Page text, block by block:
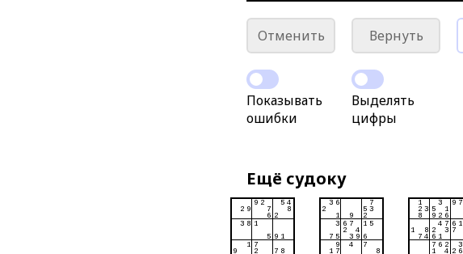
Отменить Вернуть
Показывать
ошибки
Выделять
цифры
Ещё судоку